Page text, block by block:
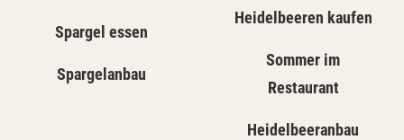
Spargel essen
Spargelanbau
Heidelbeeren kaufen
Sommer im
Restaurant
Heidelbeeranbau